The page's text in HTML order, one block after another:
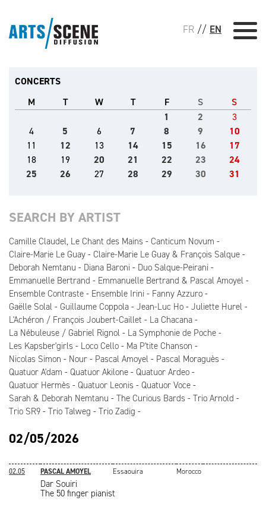
FR // EN
CONCERTS
M
T W T F S
S
1
2
3
4
5 6 7 8 9
10
11
12 13 14 15 16
17
18
19 20 21 22 23
24
25
26 27 28 29 30 31
SEARCH BY ARTIST
Camille Claudel, Le Chant des Mains
Canticum Novum
Claire-Marie Le Guay
Claire-Marie Le Guay & François Salque
Deborah Nemtanu
Diana Baroni
Duo Salque-Peirani
Emmanuelle Bertrand
Emmanuelle Bertrand & Pascal Amoyel
Ensemble Contraste
Ensemble Irini
Fanny Azzuro
Gaëlle Solal
Guillaume Coppola Jean-Luc Ho
Juliette Hurel
L'Achéron / François Joubert-Caillet
La Chacana
La Nébuleuse / Gabriel Rignol
La Symphonie de Poche
Les Kapsber'girls
Loco Cello
Ma P'tite Chanson
Nicolas Simon
Nour Pascal Amoyel
Pascal Moraguès
Quatuor A'dam
Quatuor Akilone
Quatuor Ardeo
Quatuor Hermès
Quatuor Leonis
Quatuor Voce
Sarah & Deborah Nemtanu
The Curious Bards
Trio Arnold
Trio SR9
Trio Talweg Trio Zadig
02/05/2026
02.05 PASCAL AMOYEL Essaouira Morocco
Dar Souiri
The 50 finger pianist